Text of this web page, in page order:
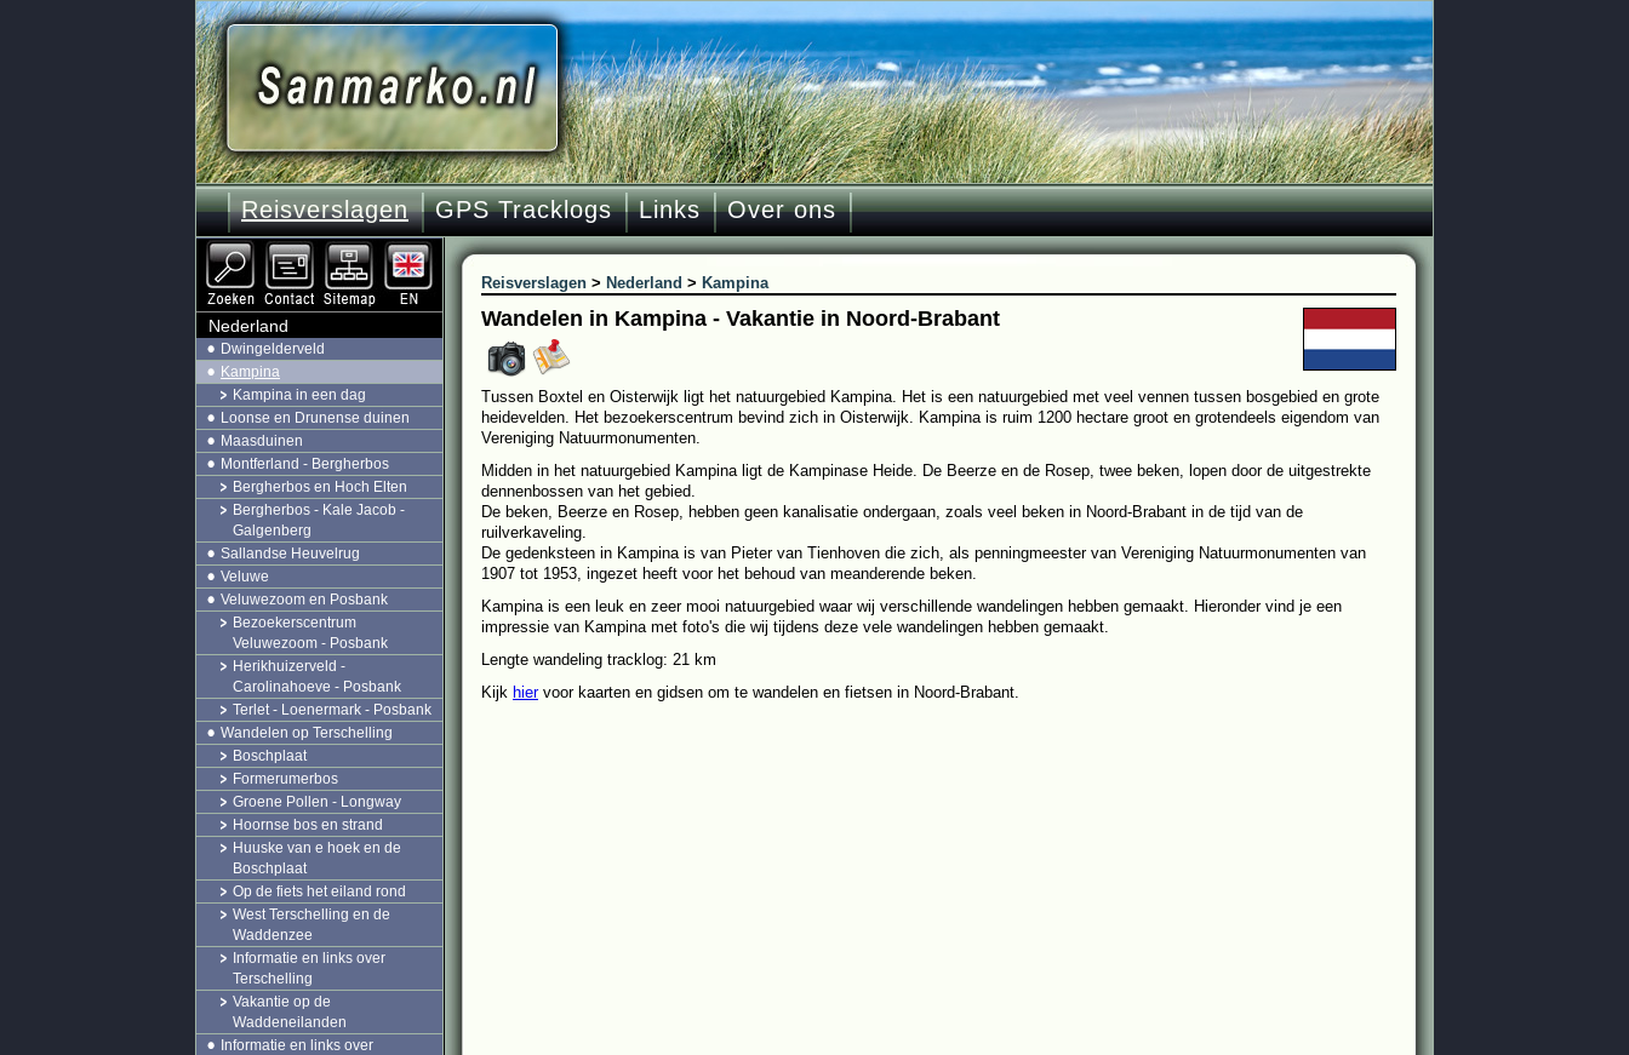
Reisverslagen GPS Tracklogs Links Over ons
Reisverslagen > Nederland > Kampina
Wandelen in Kampina - Vakantie in Noord-Brabant
Tussen Boxtel en Oisterwijk ligt het natuurgebied Kampina. Het is een natuurgebied met veel vennen tussen bosgebied en grote
heidevelden. Het bezoekerscentrum bevind zich in Oisterwijk. Kampina is ruim 1200 hectare groot en grotendeels eigendom van
Vereniging Natuurmonumenten.
Midden in het natuurgebied Kampina ligt de Kampinase Heide. De Beerze en de Rosep, twee beken, lopen door de uitgestrekte
dennenbossen van het gebied.
De beken, Beerze en Rosep, hebben geen kanalisatie ondergaan, zoals veel beken in Noord-Brabant in de tijd van de
ruilverkaveling.
De gedenksteen in Kampina is van Pieter van Tienhoven die zich, als penningmeester van Vereniging Natuurmonumenten van
1907 tot 1953, ingezet heeft voor het behoud van meanderende beken.
Kampina is een leuk en zeer mooi natuurgebied waar wij verschillende wandelingen hebben gemaakt. Hieronder vind je een
impressie van Kampina met foto's die wij tijdens deze vele wandelingen hebben gemaakt.
Lengte wandeling tracklog: 21 km
Kijk hiervoor kaarten en gidsen om te wandelen en fietsen in Noord-Brabant.
Nederland
Dwingelderveld
Kampina
Kampina in een dag
Loonse en Drunense duinen
Maasduinen
Montferland - Bergherbos
Bergherbos en Hoch Elten
Bergherbos - Kale Jacob -
Galgenberg
Sallandse Heuvelrug
Veluwe
Veluwezoom en Posbank
Bezoekerscentrum
Veluwezoom - Posbank
Herikhuizerveld -
Carolinahoeve - Posbank
Terlet - Loenermark - Posbank
Wandelen op Terschelling
Boschplaat
Formerumerbos
Groene Pollen - Longway
Hoornse bos en strand
Huuske van e hoek en de
Boschplaat
Op de fiets het eiland rond
West Terschelling en de
Waddenzee
Informatie en links over
Terschelling
Vakantie op de
Waddeneilanden
Informatie en links over